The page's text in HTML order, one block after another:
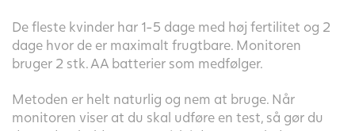
De fleste kvinder har 1-5 dage med høj fertilitet og 2
dage hvor de er maximalt frugtbare. Monitoren
bruger 2 stk. AA batterier som medfølger.
Metoden er helt naturlig og nem at bruge. Når
monitoren viser at du skal udføre en test, så gør du